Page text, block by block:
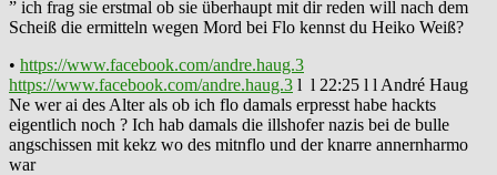
” ich frag sie erstmal ob sie überhaupt mit dir reden will nach dem
Scheiß die ermitteln wegen Mord bei Flo kennst du Heiko Weiß?
• https://www.facebook.com/andre.haug.3
https://www.facebook.com/andre.haug.3 l l 22:25 l l André Haug
Ne wer ai des Alter als ob ich flo damals erpresst habe hackts
eigentlich noch ? Ich hab damals die illshofer nazis bei de bulle
angschissen mit kekz wo des mitnflo und der knarre annernharmo
war